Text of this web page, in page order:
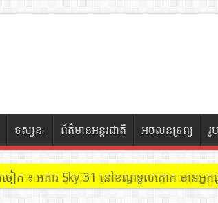
ទស្សនៈ ព័ត៌មានអន្តរជាតិ អចលនទ្រព្យ រូ
ចៀក ៖ អគារ Sky 31 នៅខណ្ឌទួលគោក មានអ្